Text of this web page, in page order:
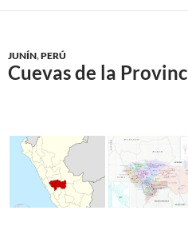
JUNÍN,PERÚ
Cuevas de la